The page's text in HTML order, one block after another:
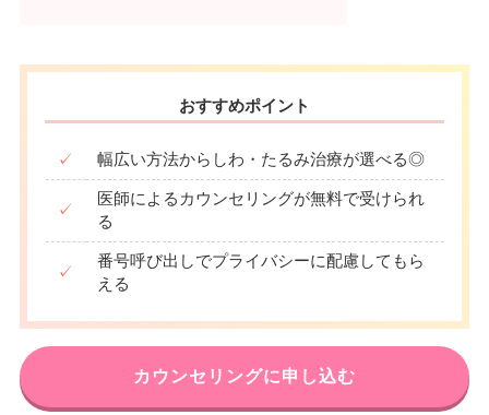
おすすめポイント
✓ 幅広い方法からしわ・たるみ治療が選べる◎
✓
医師によるカウンセリングが無料で受けられ
る
✓
番号呼び出しでプライバシーに配慮してもら
える
カウンセリングに申し込む